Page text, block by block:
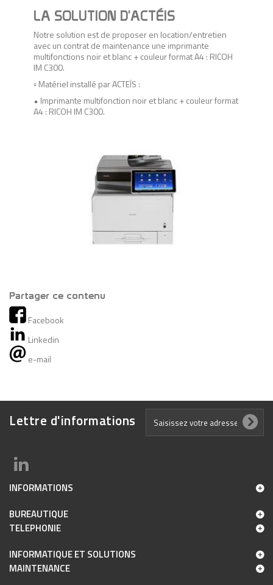
LA SOLUTION D'ACTÉIS
Notre solution est de proposer en location/entretien
avec un contrat de maintenance une imprimante
multifonctions noir et blanc + couleur format A4 : RICOH
IM C300.
▫ Matériel installé par ACTEÏS :
• Imprimante multifonction noir et blanc + couleur format
A4 : RICOH IM C300.
Partager ce contenu
Facebook
Linkedin
e-mail
Lettre d'informations
INFORMATIONS
BUREAUTIQUE
TELEPHONIE
INFORMATIQUE ET SOLUTIONS
MAINTENANCE